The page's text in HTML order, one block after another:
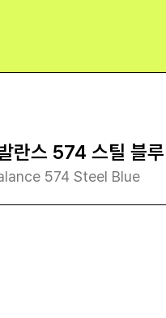
란스 574 스틸 블루
574 Steel Blue